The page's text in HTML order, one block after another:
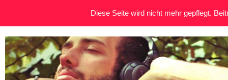
Diese Seite wird nicht mehr gepflegt.